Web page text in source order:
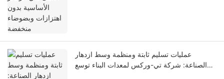
عمليات تسليم ثابتة ومنظمة وسط ازدهار
الصناعة: شركة تي-وركس لمعدات البناء توسع